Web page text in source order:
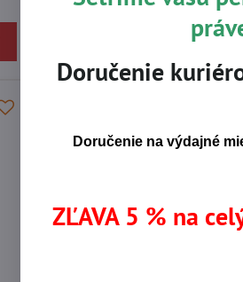
Doručenie
Doručenie na výdajné
ZĽAVA 5 % na